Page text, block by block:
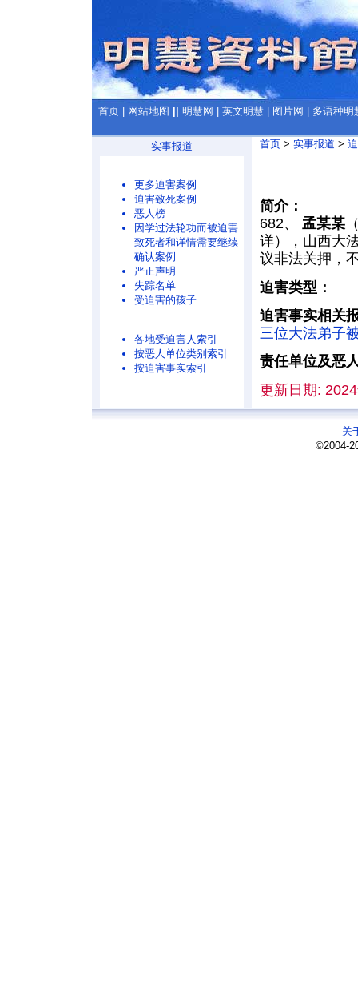
首页 网站地图 明慧网 英文明慧 图片网 多语种明
实事报道
更多迫害案例
迫害致死案例
恶人榜
因学过法轮功而被迫害
致死者和详情需要继续
确认案例
严正声明
失踪名单
受迫害的孩子
各地受迫害人索引
按恶人单位类别索引
按迫害事实索引
首页 > 实事报道 >
简介：
682、
孟某某
详），山西大
议非法关押，
迫害类型：
迫害事实相关
三位大法弟子
责任单位及恶
更新日期:
关
©2004-